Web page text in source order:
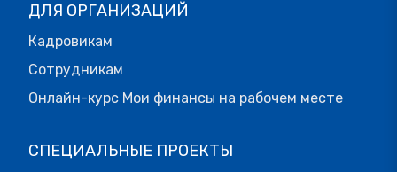
ДЛЯ ОРГАНИЗАЦИЙ
Кадровикам
Сотрудникам
Онлайн-курс Мои финансы на рабочем месте
СПЕЦИАЛЬНЫЕ ПРОЕКТЫ